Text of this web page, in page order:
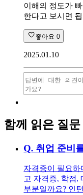
이해의 정도가
한다고 보시면
좋아요 0
2025.01.10
함께 읽은 질문
Q. 취업 준비
자격증이 필요하
고 자격증, 학점,
부분일까요? 인